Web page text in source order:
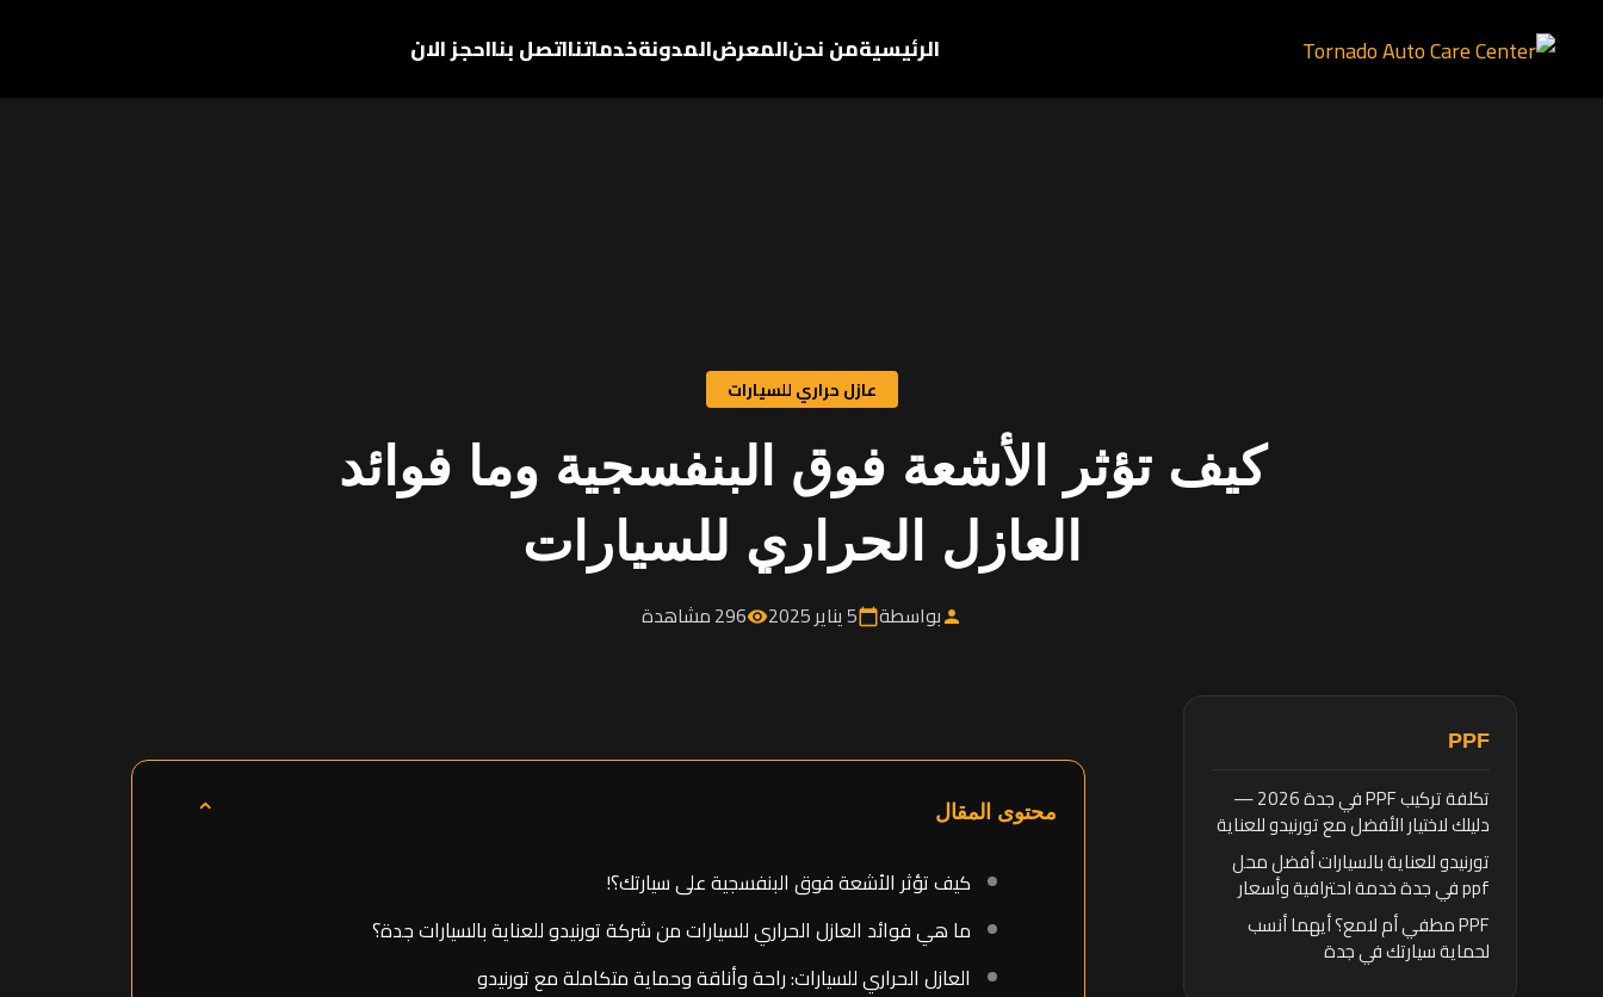
الرئيسيةمن نحنالمعرضالمدونةخدماتنااتصل بنااحجز الان
عازل حراري للسيارات
كيف تؤثر الأشعة فوق البنفسجية وما فوائد
العازل الحراري للسيارات
person بواسطةcalendar_today5 يناير 2025 visibility296 مشاهدة
PPF
تكلفة تركيب PPF في جدة 2026 —
دليلك لاختيار الأفضل مع تورنيدو للعناية
بالسيارات
تورنيدو للعناية بالسيارات أفضل محل
ppf في جدة خدمة احترافية وأسعار
تنافسيةPPF مطفي أم لامع؟ أيهما أنسب
لحماية سيارتك في جدة
محتوى المقال ⌃
كيف تؤثر الأشعة فوق البنفسجية على سيارتك؟!
ما هي فوائد العازل الحراري للسيارات من شركة تورنيدو للعناية بالسيارات جدة؟
العازل الحراري للسيارات: راحة وأناقة وحماية متكاملة مع تورنيدو